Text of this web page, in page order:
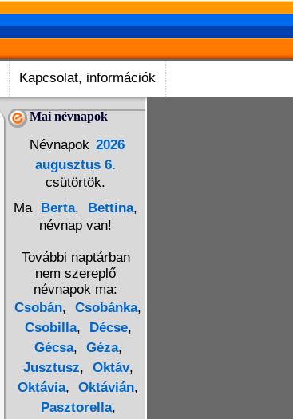
Kapcsolat, információk
Mai névnapok
Névnapok 2026
augusztus 6.
csütörtök.
Ma
Berta, Bettina,
névnap van!
További naptárban
nem szereplő
névnapok ma:
Csobán, Csobánka,
Csobilla, Décse,
Gécsa, Géza,
Jusztusz, Oktáv,
Oktávia, Oktávián,
Pasztorella,